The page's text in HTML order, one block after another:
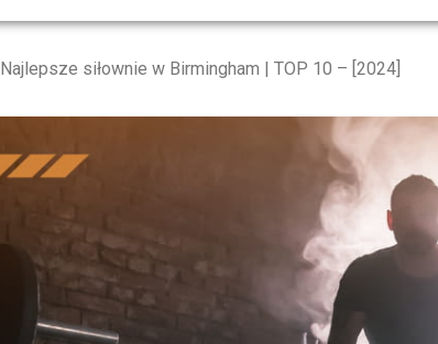
Najlepsze siłownie w Birmingham | TOP 10 – [2024]